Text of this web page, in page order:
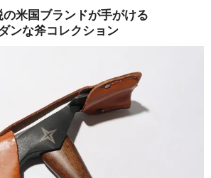
の米国ブランドが手がける
ンな斧コレクション